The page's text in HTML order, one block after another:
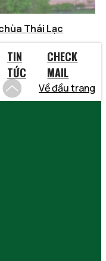
Thái Lạc
TIN
TỨC
CHECK
MAIL
Về đầu trang